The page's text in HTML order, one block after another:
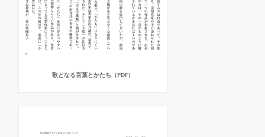
歌となる言葉とかたち（PDF）